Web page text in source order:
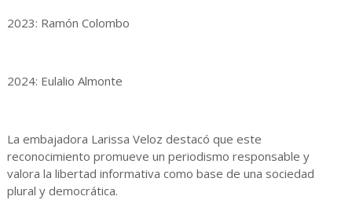
2023: Ramón Colombo
2024: Eulalio Almonte
La embajadora Larissa Veloz destacó que este
reconocimiento promueve un periodismo responsable y
valora la libertad informativa como base de una sociedad
plural y democrática.